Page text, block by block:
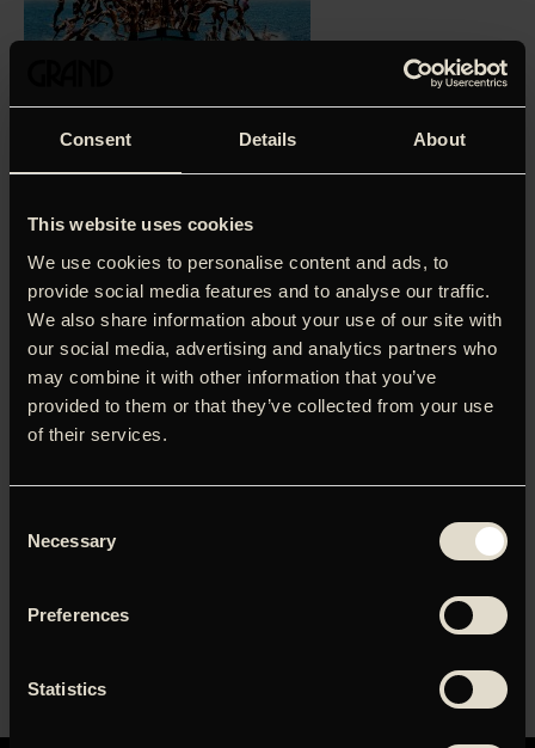
Consent Details About
This website uses cookies
We use cookies to personalise content and ads, to
provide social media features and to analyse our traffic.
We also share information about your use of our site with
our social media, advertising and analytics partners who
may combine it with other information that you’ve
provided to them or that they’ve collected from your use
of their services.
Selection
Necessary
Preferences
Statistics
LOG IND FOR AT HENTE
PRESSEMATERIALE
Brugernavn eller e-mailadresse